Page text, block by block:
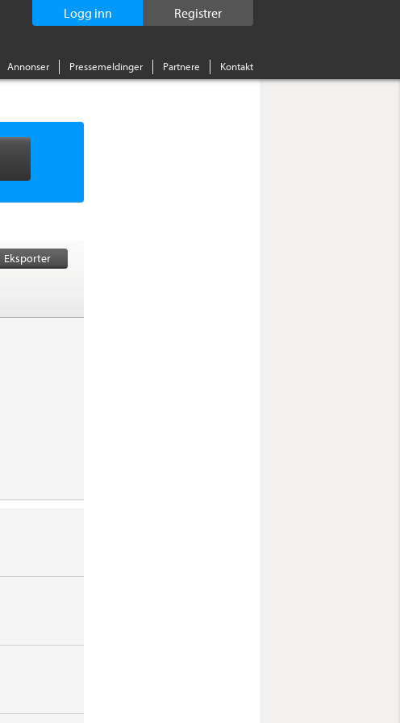
Registrer
Logg inn
Annonser Pressemeldinger Partnere Kontakt
Eksporter